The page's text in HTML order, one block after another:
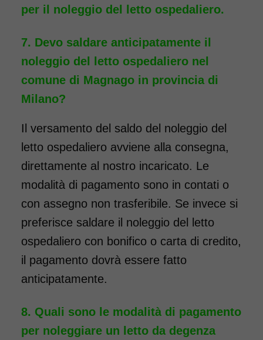
per il noleggio del letto ospedaliero.
Devo saldare anticipatamente il
noleggio del letto ospedaliero nel
comune di Magnago in provincia di
Milano?
Il versamento del saldo del noleggio del
letto ospedaliero avviene alla consegna,
direttamente al nostro incaricato. Le
modalità di pagamento sono in contati o
con assegno non trasferibile. Se invece si
preferisce saldare il noleggio del letto
ospedaliero con bonifico o carta di credito,
il pagamento dovrà essere fatto
anticipatamente.
Quali sono le modalità di pagamento
per noleggiare un letto da degenza